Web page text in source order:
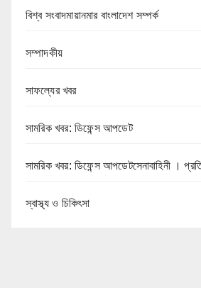
বিশ্ব সংবাদমায়ানমার বাংলাদেশ সম্পর্ক
সম্পাদকীয়
সাফল্যের খবর
সামরিক খবর: ডিফেন্স আপডেট
সামরিক খবর: ডিফেন্স আপডেটসেনাবাহিনী ।
স্বাস্থ্য ও চিকিৎসা